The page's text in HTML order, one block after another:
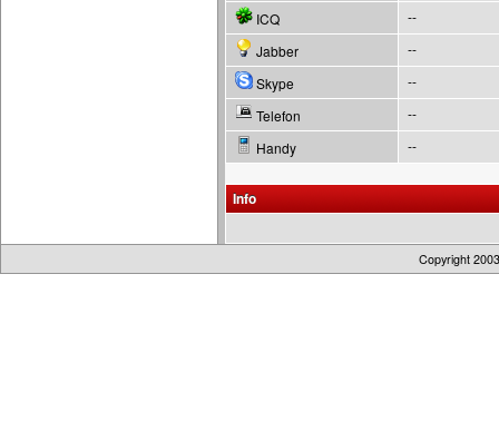
ICQ
--
Jabber
--
Skype
--
Telefon
--
Handy
--
Info
Copyright